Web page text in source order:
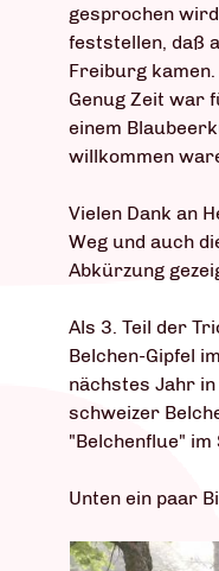
gesprochen
feststellen, daß
Freiburg kamen.
Genug Zeit war
einem
willkommen
Vielen Dank an
Weg und auch
Abkürzung
Als 3. Teil der
Belchen-Gipfel
nächstes Jahr in
schweizer
"Belchenflue"
Unten ein paar